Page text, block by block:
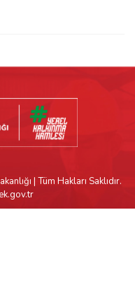
| Tüm Hakları Saklıdır.